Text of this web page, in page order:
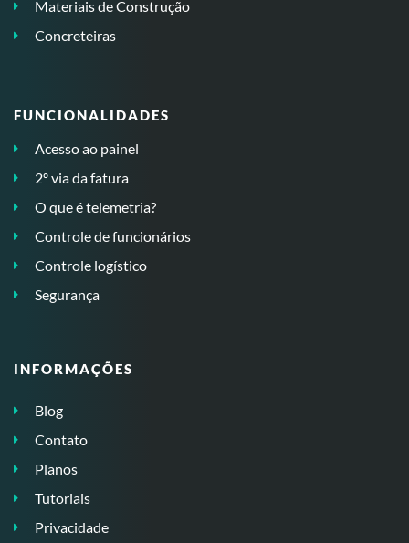
Materiais de Construção
Concreteiras
FUNCIONALIDADES
Acesso ao painel
2º via da fatura
O que é telemetria?
Controle de funcionários
Controle logístico
Segurança
INFORMAÇÕES
Blog
Contato
Planos
Tutoriais
Privacidade